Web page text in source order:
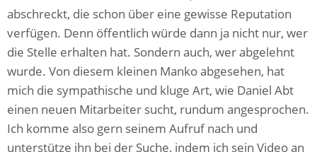
abschreckt, die schon über eine gewisse Reputation
verfügen. Denn öffentlich würde dann ja nicht nur, wer
die Stelle erhalten hat. Sondern auch, wer abgelehnt
wurde. Von diesem kleinen Manko abgesehen, hat
mich die sympathische und kluge Art, wie Daniel Abt
einen neuen Mitarbeiter sucht, rundum angesprochen.
Ich komme also gern seinem Aufruf nach und
unterstütze ihn bei der Suche, indem ich sein Video an